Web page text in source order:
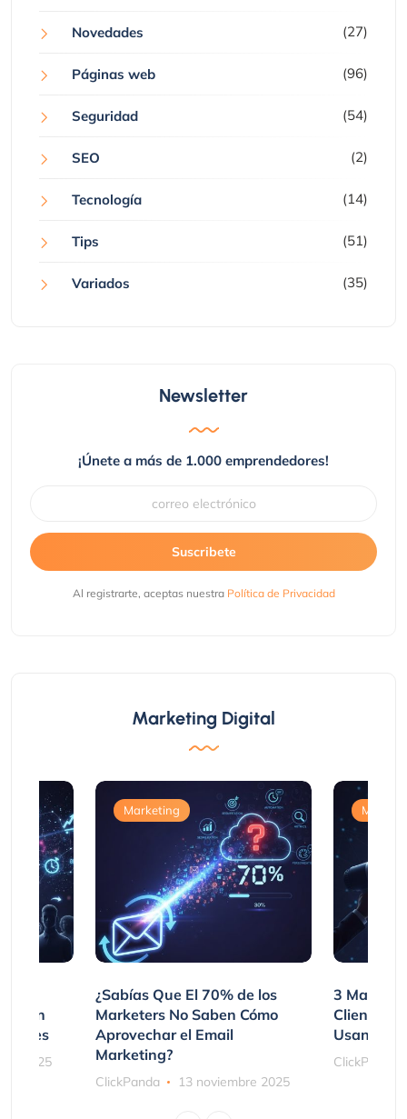
Novedades (27)
Páginas web (96)
Seguridad (54)
SEO (2)
Tecnología (14)
Tips (51)
Variados (35)
Newsletter
¡Únete a más de 1.000 emprendedores!
Suscribete
Al registrarte, aceptas nuestra Política de Privacidad
Marketing Digital
2025
Marketing
¿Sabías Que El 70% de los
Marketers No Saben Cómo
Aprovechar el Email
Marketing?
ClickPanda 13 noviembre 2025
3
Clientes
Usando
ClickPanda